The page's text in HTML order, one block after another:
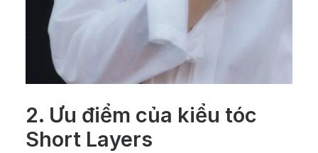
2. Ưu điểm của kiểu tóc
Short Layers